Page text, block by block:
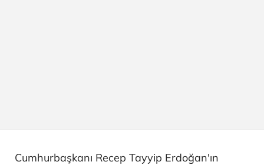
Cumhurbaşkanı Recep Tayyip Erdoğan'ın